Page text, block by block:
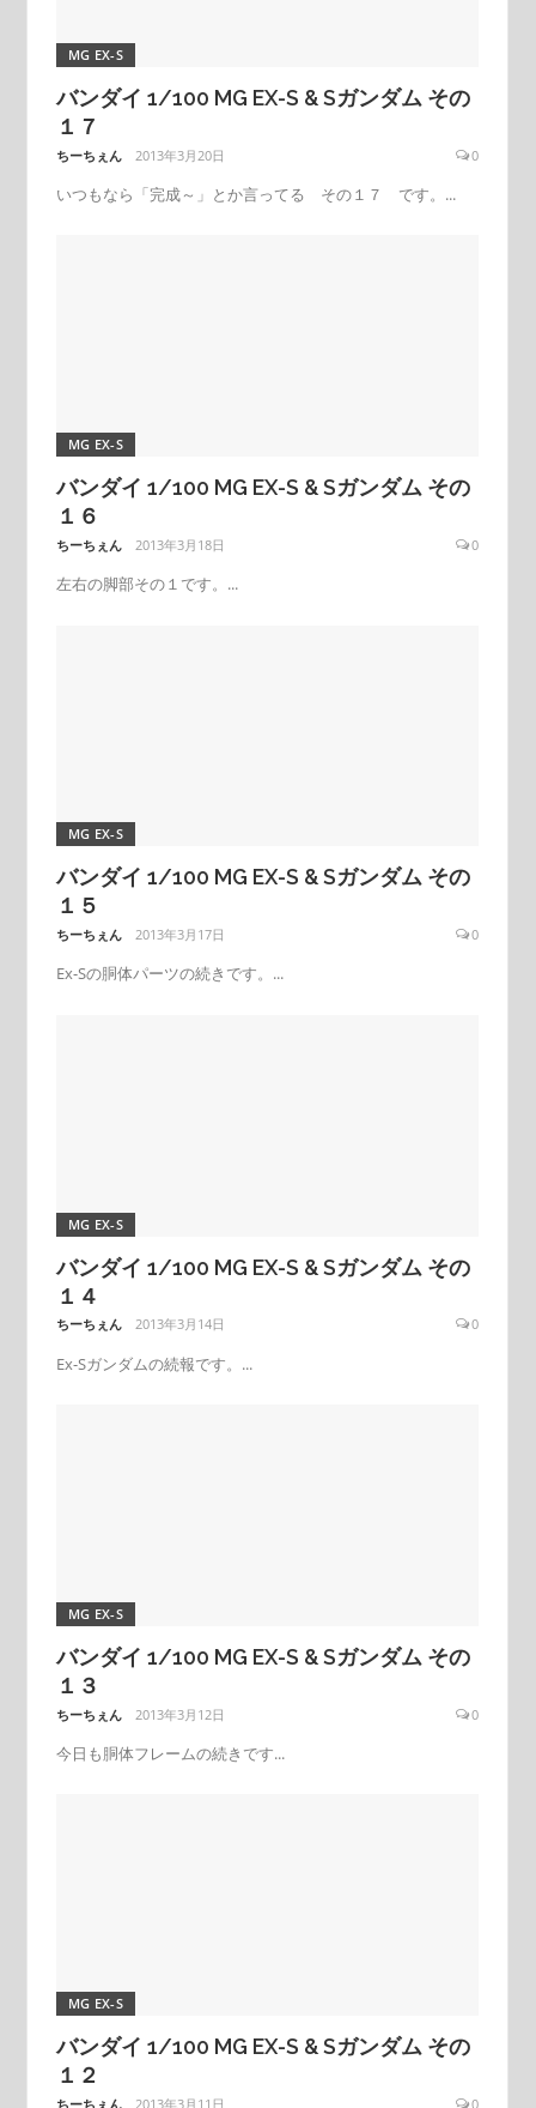
MG EX-S
バンダイ 1/100 MG EX-S & Sガンダム その
１７
ちーちぇん 2013年3月20日 0
いつもなら「完成～」とか言ってる その１７ です。...
MG EX-S
バンダイ 1/100 MG EX-S & Sガンダム その
１６
ちーちぇん 2013年3月18日 0
左右の脚部その１です。...
MG EX-S
バンダイ 1/100 MG EX-S & Sガンダム その
１５
ちーちぇん 2013年3月17日 0
Ex-Sの胴体パーツの続きです。...
MG EX-S
バンダイ 1/100 MG EX-S & Sガンダム その
１４
ちーちぇん 2013年3月14日 0
Ex-Sガンダムの続報です。...
MG EX-S
バンダイ 1/100 MG EX-S & Sガンダム その
１３
ちーちぇん 2013年3月12日 0
今日も胴体フレームの続きです...
MG EX-S
バンダイ 1/100 MG EX-S & Sガンダム その
１２
ちーちぇん 2013年3月11日 0